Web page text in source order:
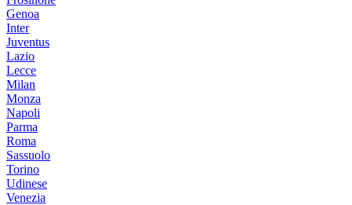
Genoa
Inter
Juventus
Lazio
Lecce
Milan
Monza
Napoli
Parma
Roma
Sassuolo
Torino
Udinese
Venezia